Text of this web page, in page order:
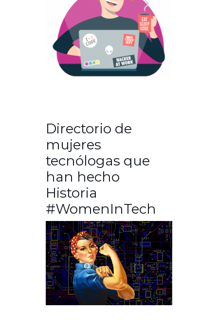
Directorio de
mujeres
tecnólogas que
han hecho
Historia
#WomenInTech